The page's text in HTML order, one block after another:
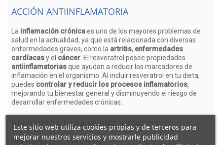
ACCIÓN ANTIINFLAMATORIA
La inflamación crónicaes uno de los mayores problemas de
salud en la actualidad, ya que está relacionada con diversas
enfermedades graves, como la artritis, enfermedades
cardíacasy el cáncer . El resveratrol posee propiedades
antiinflamatoriasque ayudan a reducir los marcadores de
inflamación en el organismo. Al incluir resveratrol en tu dieta,
puedes controlar y reducir los procesos inflamatorios,
mejorando tu bienestar general y disminuyendo el riesgo de
desarrollar enfermedades crónicas.
BENEFICIOS PARA LA PIEL Y EFECTO
ANTIENVEJECIMIENTO
Este sitio web utiliza cookies propias y de terceros para
mejorar nuestros servicios y mostrarle publicidad